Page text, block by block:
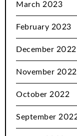
March 2023
February 2023
December 2022
November 2022
October 2022
September